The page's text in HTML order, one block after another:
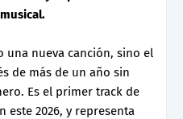
una nueva canción, sino el
de más de un año sin
Es el primer track de
este 2026, y representa